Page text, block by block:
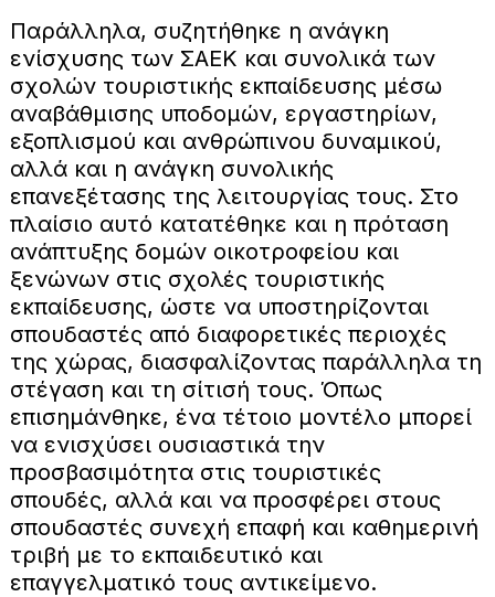
Παράλληλα, συζητήθηκε η ανάγκη
ενίσχυσης των ΣΑΕΚ και συνολικά των
σχολών τουριστικής εκπαίδευσης μέσω
αναβάθμισης υποδομών, εργαστηρίων,
εξοπλισμού και ανθρώπινου δυναμικού,
αλλά και η ανάγκη συνολικής
επανεξέτασης της λειτουργίας τους. Στο
πλαίσιο αυτό κατατέθηκε και η πρόταση
ανάπτυξης δομών οικοτροφείου και
ξενώνων στις σχολές τουριστικής
εκπαίδευσης, ώστε να υποστηρίζονται
σπουδαστές από διαφορετικές περιοχές
της χώρας, διασφαλίζοντας παράλληλα τη
στέγαση και τη σίτισή τους. Όπως
επισημάνθηκε, ένα τέτοιο μοντέλο μπορεί
να ενισχύσει ουσιαστικά την
προσβασιμότητα στις τουριστικές
σπουδές, αλλά και να προσφέρει στους
σπουδαστές συνεχή επαφή και καθημερινή
τριβή με το εκπαιδευτικό και
επαγγελματικό τους αντικείμενο.